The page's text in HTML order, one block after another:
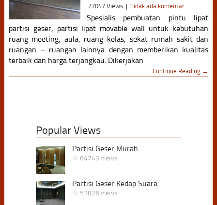
27047 Views | Tidak ada komentar
Spesialis pembuatan pintu lipat
partisi geser, partisi lipat movable wall untuk kebutuhan
ruang meeting, aula, ruang kelas, sekat rumah sakit dan
ruangan – ruangan lainnya dengan memberikan kualitas
terbaik dan harga terjangkau. Dikerjakan
Continue Reading →
Popular Views
Partisi Geser Murah
☆ 64743 views
Partisi Geser Kedap Suara
☆ 51826 views